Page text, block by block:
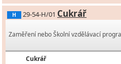
H 29-54-H/01 Cukrář
Zaměření nebo Školní vzdělávací
Cukrář